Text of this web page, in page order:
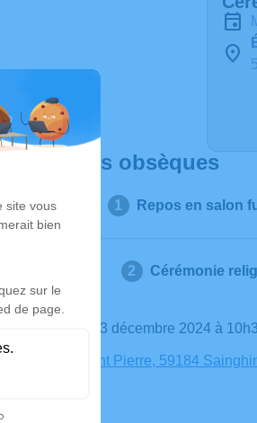
Déroulé des obsèques
Repos en salon
Cérémonie
Le mardi 03 décembre 2024 à
Église Saint Pierre, 59184